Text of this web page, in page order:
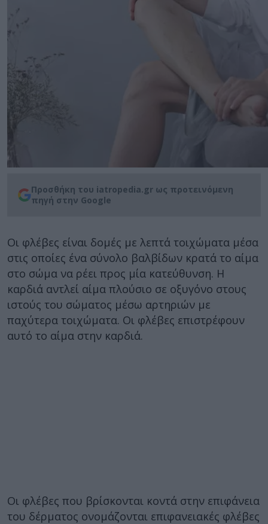
Προσθήκη του iatropedia.gr ως προτεινόμενη
πηγή στην Google
Οι φλέβες είναι δομές με λεπτά τοιχώματα μέσα
στις οποίες ένα σύνολο βαλβίδων κρατά το αίμα
στο σώμα να ρέει προς μία κατεύθυνση. Η
καρδιά αντλεί αίμα πλούσιο σε οξυγόνο στους
ιστούς του σώματος μέσω αρτηριών με
παχύτερα τοιχώματα. Οι φλέβες επιστρέφουν
αυτό το αίμα στην καρδιά.
Οι φλέβες που βρίσκονται κοντά στην επιφάνεια
του δέρματος ονομάζονται επιφανειακές φλέβες